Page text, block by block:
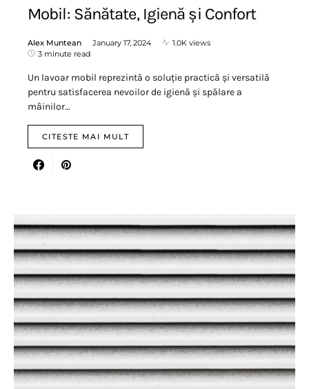
Mobil: Sănătate, Igienă și Confort
Alex Muntean January 17, 2024
1.0K views
3 minute read
Un lavoar mobil reprezintă o soluție practică și versatilă
pentru satisfacerea nevoilor de igienă și spălare a
mâinilor…
CITESTE MAI MULT